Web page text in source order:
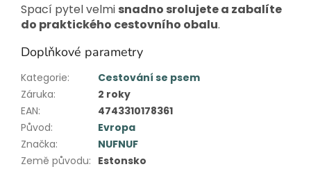
Spací pytel velmi snadno srolujete a zabalíte
do praktického cestovního obalu.
Doplňkové parametry
Kategorie:
Cestování se psem
Záruka:
2 roky
EAN:
4743310178361
Původ:
Evropa
Značka:
NUFNUF
Země původu: Estonsko